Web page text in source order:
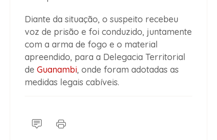
Diante da situação, o suspeito recebeu
voz de prisão e foi conduzido, juntamente
com a arma de fogo e o material
apreendido, para a Delegacia Territorial
de Guanambi, onde foram adotadas as
medidas legais cabíveis.